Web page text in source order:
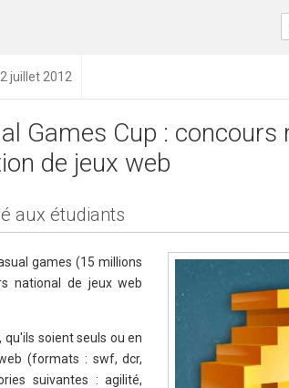
juillet 2012
Games Cup : concours
de jeux web
aux étudiants
games (15 millions
national de jeux web
soient seuls ou en
(formats : swf, dcr,
suivantes : agilité,